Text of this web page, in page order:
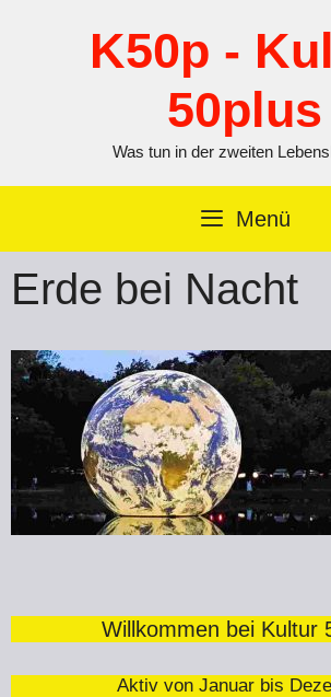
K50p -
50plus
Was tun in der zweiten
Menü
Erde bei Nacht
Willkommen bei Kultur
Aktiv von Januar bis